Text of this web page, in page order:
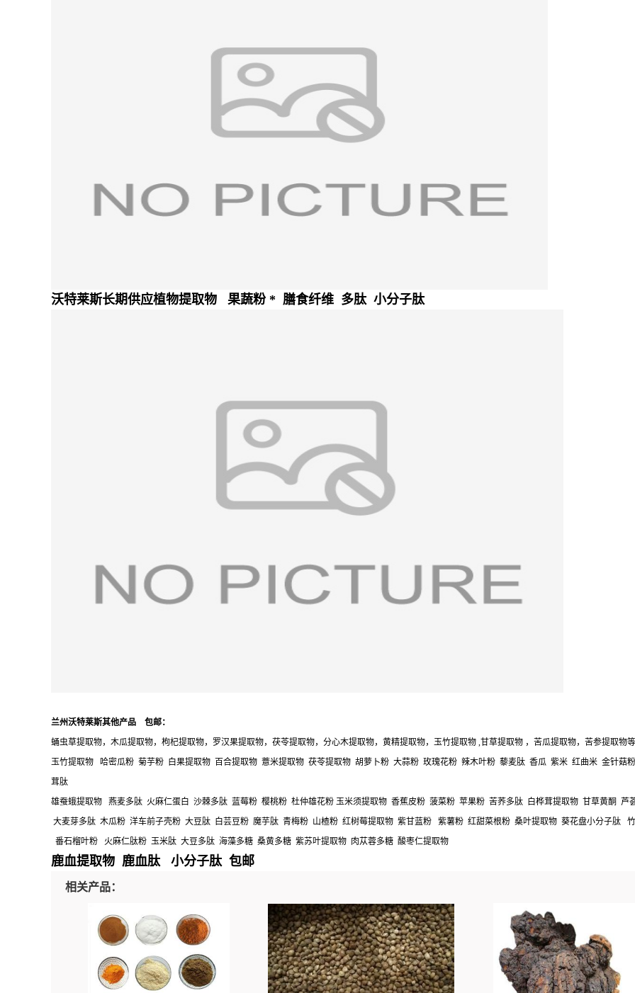
沃特莱斯长期供应植物提取物 果蔬粉 * 膳食纤维 多肽 小分子肽
兰州沃特莱斯其他产品 包邮：
蛹虫草提取物，木瓜提取物，枸杞提取物，罗汉果提取物，茯苓提取物，分心木提取物，黄精提取物，玉竹提取物 ,甘草提取物 ，苦瓜提取物，苦参提取物等
玉竹提取物 哈密瓜粉 菊芋粉 白果提取物 百合提取物 薏米提取物 茯苓提取物 胡萝卜粉 大蒜粉 玫瑰花粉 辣木叶粉 藜麦肽 香瓜 紫米 红曲米 金针
茸肽
雄蚕蛾提取物 燕麦多肽 火麻仁蛋白 沙棘多肽 蓝莓粉 樱桃粉 杜仲雄花粉 玉米须提取物 香蕉皮粉 菠菜粉 苹果粉 苦荞多肽 白桦茸提取物 甘草黄酮
大麦芽多肽 木瓜粉 洋车前子壳粉 大豆肽 白芸豆粉 魔芋肽 青梅粉 山楂粉 红树莓提取物 紫甘蓝粉 紫薯粉 红甜菜根粉 桑叶提取物 葵花盘小分子肽
番石榴叶粉 火麻仁肽粉 玉米肽 大豆多肽 海藻多糖 桑黄多糖 紫苏叶提取物 肉苁蓉多糖 酸枣仁提取物
鹿血提取物 鹿血肽 小分子肽 包邮
相关产品：